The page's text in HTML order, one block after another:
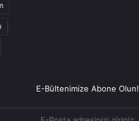
E-Bültenimize Abone Olun!